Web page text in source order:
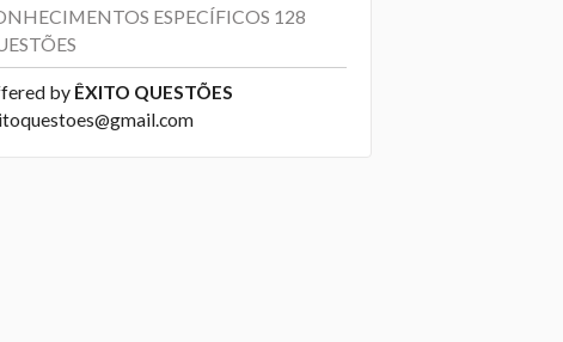
ESPECÍFICOS 128
by ÊXITO QUESTÕES